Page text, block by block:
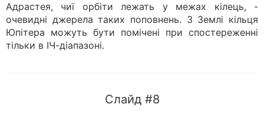
Адрастея, чиї орбіти лежать у межах кілець, -
очевидні джерела таких поповнень. З Землі кільця
Юпітера можуть бути помічені при спостереженні
тільки в ІЧ-діапазоні.
Слайд #8